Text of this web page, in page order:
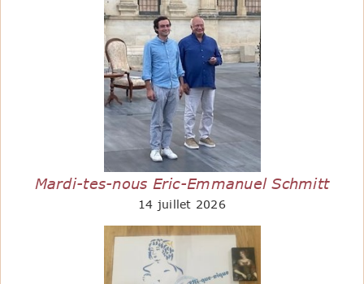
Mardi-tes-nous Eric-Emmanuel Schmitt
14 juillet 2026